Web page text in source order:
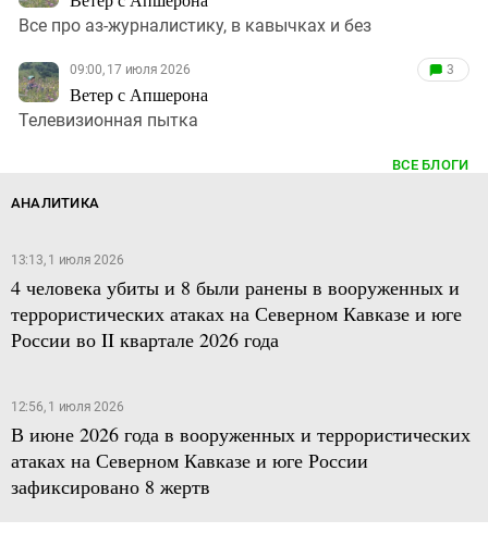
Все про аз-журналистику, в кавычках и без
09:00, 17 июля 2026
Ветер с Апшерона
3
Телевизионная пытка
ВСЕ БЛОГИ
АНАЛИТИКА
13:13, 1 июля 2026
4 человека убиты и 8 были ранены в вооруженных и
террористических атаках на Северном Кавказе и юге
России во II квартале 2026 года
12:56, 1 июля 2026
В июне 2026 года в вооруженных и террористических
атаках на Северном Кавказе и юге России
зафиксировано 8 жертв